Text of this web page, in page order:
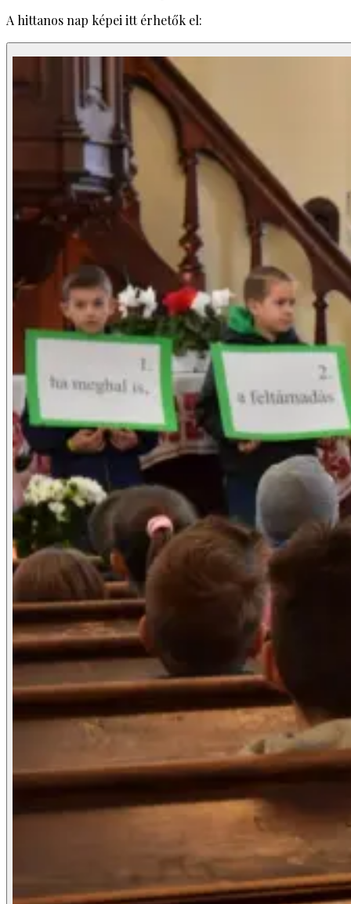
A hittanos nap képei itt érhetők el: